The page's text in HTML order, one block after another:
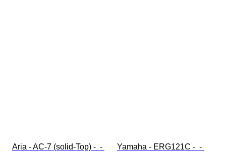
Aria - AC-7 (solid-Top) -  -
Yamaha - ERG121C -  -